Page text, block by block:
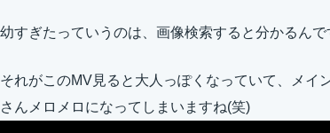
幼すぎたっていうのは、画像検索すると分かるん
それがこのMV見ると大人っぽくなっていて、メイ
さんメロメロになってしまいますね(笑)